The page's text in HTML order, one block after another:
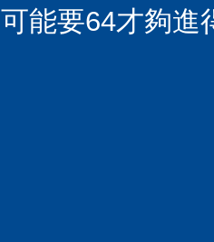
可能要64才夠